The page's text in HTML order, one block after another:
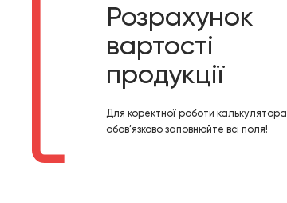
Розрахунок
вартості
продукції
Для коректної роботи калькулятора
обов’язково заповнюйте всі поля!